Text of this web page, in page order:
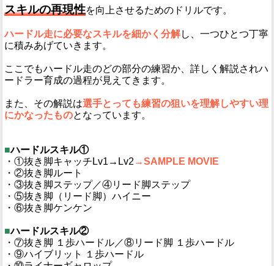
スキルの再現性を向上させるためのドリルです。
ハードル走に必要なスキルを細かく分解し、一つひとつ丁寧
に積みあげていきます。
ここでもハードル走のどの部分の練習か、詳しく解説されハ
ードラー育成の過程が見えてきます。
また、その解説は選手とっても練習の狙いを理解しやすい理
にかなったものとなっています。
■ハードルスキル①
・①抜き脚キャッチLv1→Lv2 →SAMPLE MOVIE
・②抜き脚ルート
・③抜き脚ステップ／④リード脚ステップ
・⑤抜き脚（リード脚）ハイニー
・⑥抜き脚ケンケン
■ハードルスキル②
・⑦抜き脚 １歩ハードル／⑧リード脚 １歩ハードル
・⑨ハイブリット １歩ハードル